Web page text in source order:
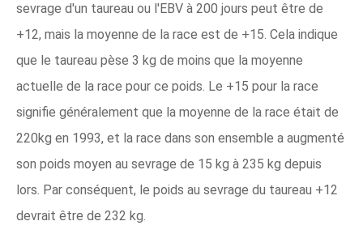
sevrage d'un taureau ou l'EBV à 200 jours peut être de
+12, mais la moyenne de la race est de +15. Cela indique
que le taureau pèse 3 kg de moins que la moyenne
actuelle de la race pour ce poids. Le +15 pour la race
signifie généralement que la moyenne de la race était de
220kg en 1993, et la race dans son ensemble a augmenté
son poids moyen au sevrage de 15 kg à 235 kg depuis
lors. Par conséquent, le poids au sevrage du taureau +12
devrait être de 232 kg.